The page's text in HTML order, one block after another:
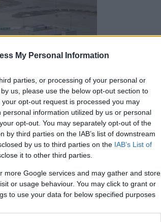
My Personal Information
parties, or processing of your personal or
us, please use the below opt-out section to
opt-out request is processed you may
information utilized by us or personal
opt-out. You may separately opt-out of the
third parties on the IAB’s list of downstream
by us to third parties on the IAB’s List of
it to other third parties.
more Google services and may gather and store
or usage behaviour. You may click to grant or
to use your data for below specified purposes